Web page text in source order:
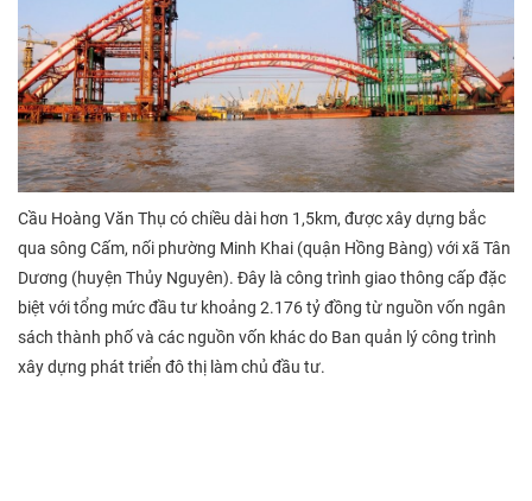
Cầu Hoàng Văn Thụ có chiều dài hơn 1,5km, được xây dựng bắc
qua sông Cấm, nối phường Minh Khai (quận Hồng Bàng) với xã Tân
Dương (huyện Thủy Nguyên). Đây là công trình giao thông cấp đặc
biệt với tổng mức đầu tư khoảng 2.176 tỷ đồng từ nguồn vốn ngân
sách thành phố và các nguồn vốn khác do Ban quản lý công trình
xây dựng phát triển đô thị làm chủ đầu tư.